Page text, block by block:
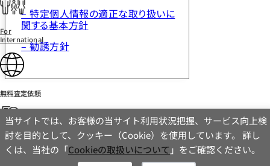
当サイトでは、お客様の当サイト利用状況把握、サービス向上検
討を目的として、クッキー（Cookie）を使用しています。 詳し
くは、当社の「Cookieの取扱いについて 」をご確認ください。
For
International
無料査定依頼
お問い合わせ
– 特定個人情報の適正な取り扱いに
関する基本方針
– 勧誘方針
登録情報の変更手続き